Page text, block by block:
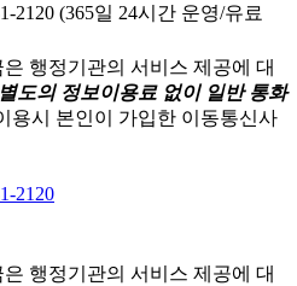
2120 (365일 24시간 운영/유료
은 행정기관의 서비스 제공에 대
별도의 정보이용료 없이 일반 통화
용시 본인이 가입한 이동통신사
2120
은 행정기관의 서비스 제공에 대